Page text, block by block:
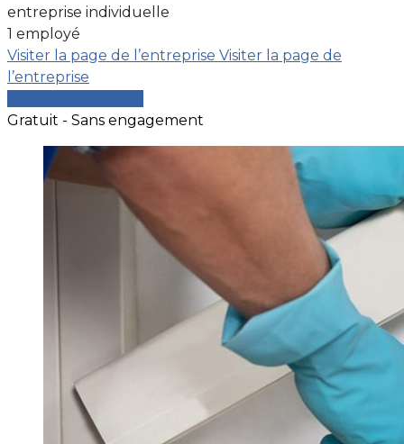
entreprise individuelle
1 employé
Visiter la page de l’entreprise Visiter la page de
l’entreprise
Gratuit - Sans engagement